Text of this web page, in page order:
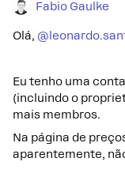
Fabio Gaulke
Olá,
Eu tenho uma
(incluindo o
mais membros.
Na página de
aparentemente,